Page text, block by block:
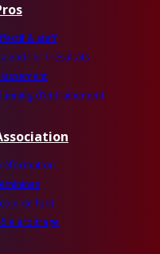
& staff
/ résultats
d'entraînement
de foot
arbitrage